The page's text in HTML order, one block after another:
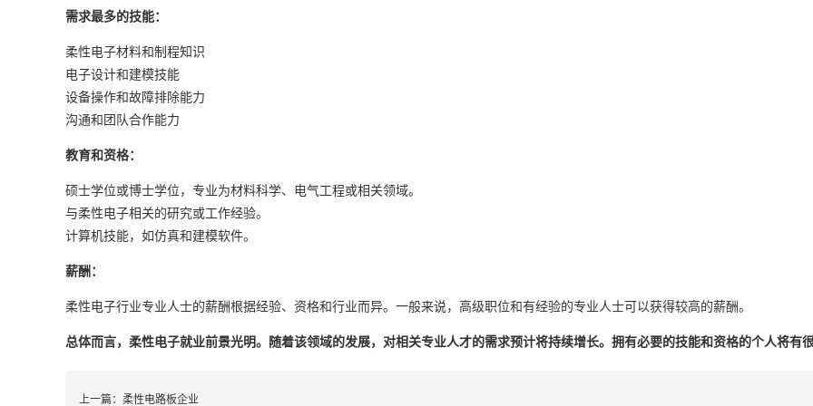
需求最多的技能：
柔性电子材料和制程知识
电子设计和建模技能
设备操作和故障排除能力
沟通和团队合作能力
教育和资格：
硕士学位或博士学位，专业为材料科学、电气工程或相关领域。
与柔性电子相关的研究或工作经验。
计算机技能，如仿真和建模软件。
薪酬：
柔性电子行业专业人士的薪酬根据经验、资格和行业而异。一般来说，高级职位和有经验的专业人士可以获得较高的薪酬。
总体而言，柔性电子就业前景光明。随着该领域的发展，对相关专业人才的需求预计将持续增长。拥有必要的技能和资格的个人将有
上一篇： 柔性电路板企业